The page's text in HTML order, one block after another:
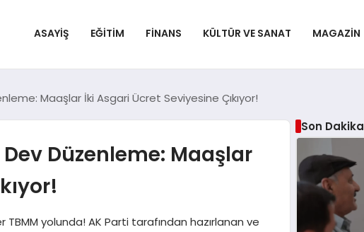
ASAYIŞ EĞITIM FINANS KÜLTÜR VE SANAT MAGAZIN
Maaşlar İki Asgari Ücret Seviyesine Çıkıyor!
Düzenleme: Maaşlar
yolunda! AK Parti tarafından hazırlanan ve
Son Dakika